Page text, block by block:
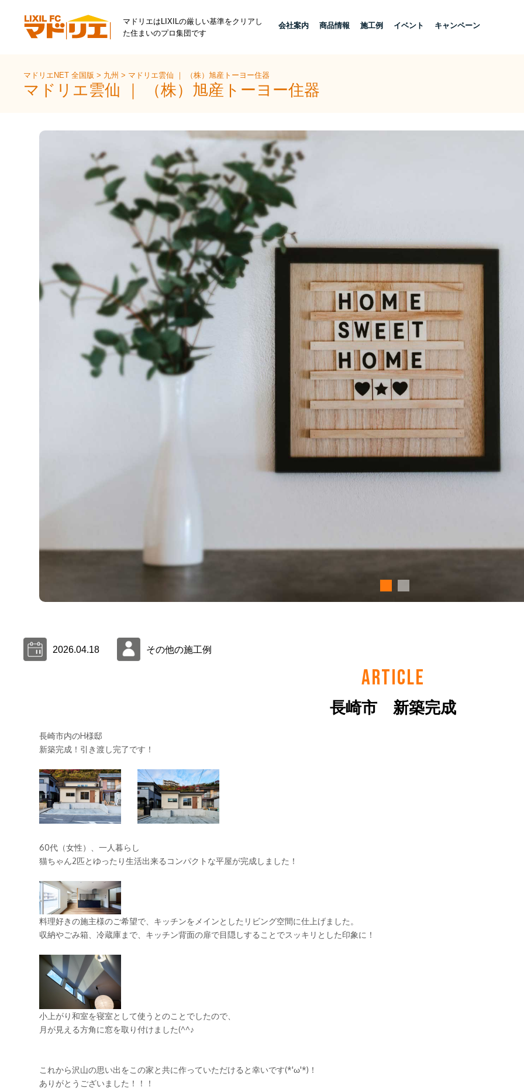
マドリエはLIXILの厳しい基準をクリアし
た住まいのプロ集団です
会社案内 商品情報 施工例 イベント キャンペーン
マドリエNET 全国版> 九州> マドリエ雲仙 ｜ （株）旭産トーヨー住器
マドリエ雲仙 ｜ （株）旭産トーヨー住器
2026.04.18 その他の施工例
ARTICLE
長崎市 新築完成